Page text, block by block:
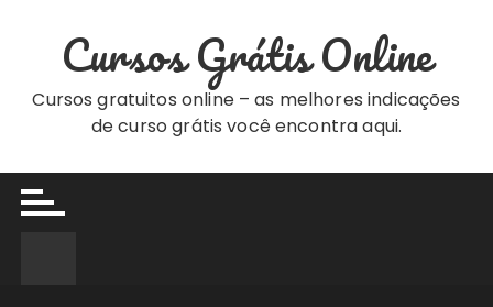
conteúdo
Cursos Grátis Online
Cursos gratuitos online – as melhores indicações
de curso grátis você encontra aqui.